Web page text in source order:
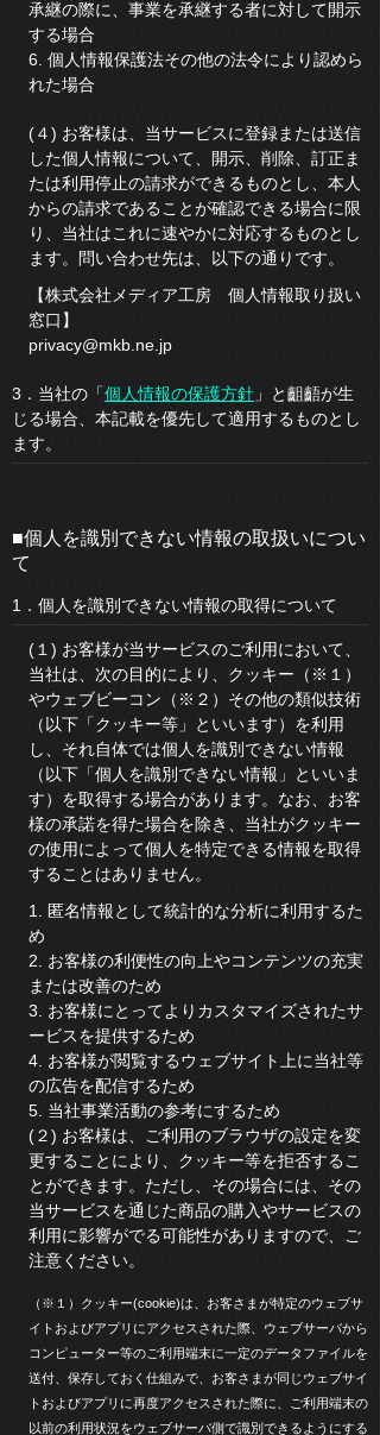
承継の際に、事業を承継する者に対して開示
する場合
6. 個人情報保護法その他の法令により認めら
れた場合
(４) お客様は、当サービスに登録または送信
した個人情報について、開示、削除、訂正ま
たは利用停止の請求ができるものとし、本人
からの請求であることが確認できる場合に限
り、当社はこれに速やかに対応するものとし
ます。問い合わせ先は、以下の通りです。
【株式会社メディア工房 個人情報取り扱い
窓口】
privacy@mkb.ne.jp
3．当社の「個人情報の保護方針 」と齟齬が生
じる場合、本記載を優先して適用するものとし
ます。
■個人を識別できない情報の取扱いについ
て
1．個人を識別できない情報の取得について
(１) お客様が当サービスのご利用において、
当社は、次の目的により、クッキー（※１）
やウェブビーコン（※２）その他の類似技術
（以下「クッキー等」といいます）を利用
し、それ自体では個人を識別できない情報
（以下「個人を識別できない情報」といいま
す）を取得する場合があります。なお、お客
様の承諾を得た場合を除き、当社がクッキー
の使用によって個人を特定できる情報を取得
することはありません。
1. 匿名情報として統計的な分析に利用するた
め
2. お客様の利便性の向上やコンテンツの充実
または改善のため
3. お客様にとってよりカスタマイズされたサ
ービスを提供するため
4. お客様が閲覧するウェブサイト上に当社等
の広告を配信するため
5. 当社事業活動の参考にするため
(２) お客様は、ご利用のブラウザの設定を変
更することにより、クッキー等を拒否するこ
とができます。ただし、その場合には、その
当サービスを通じた商品の購入やサービスの
利用に影響がでる可能性がありますので、ご
注意ください。
（※１）クッキー(cookie)は、お客さまが特定のウェブサ
イトおよびアプリにアクセスされた際、ウェブサーバから
コンピューター等のご利用端末に一定のデータファイルを
送付、保存しておく仕組みで、お客さまが同じウェブサイ
トおよびアプリに再度アクセスされた際に、ご利用端末の
以前の利用状況をウェブサーバ側で識別できるようにする